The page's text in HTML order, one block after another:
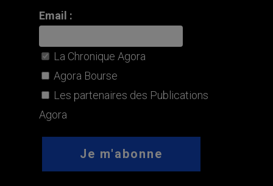
Email :
La Chronique Agora
Agora Bourse
Les partenaires des Publications
Agora